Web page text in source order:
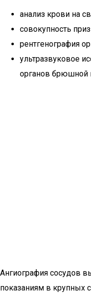
анализ крови на
совокупность
рентгенография
ультразвуковое
органов брюшной
Ангиография сосудов
показаниям в крупных